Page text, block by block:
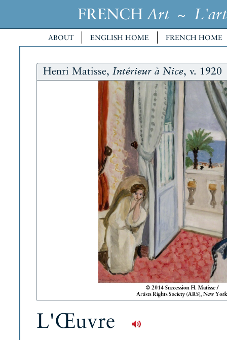
FRENCH Art~ L'art
ABOUT ENGLISH HOME FRENCH HOME
Henri Matisse, Intérieur à Nice, v. 1920
L'Œuvre